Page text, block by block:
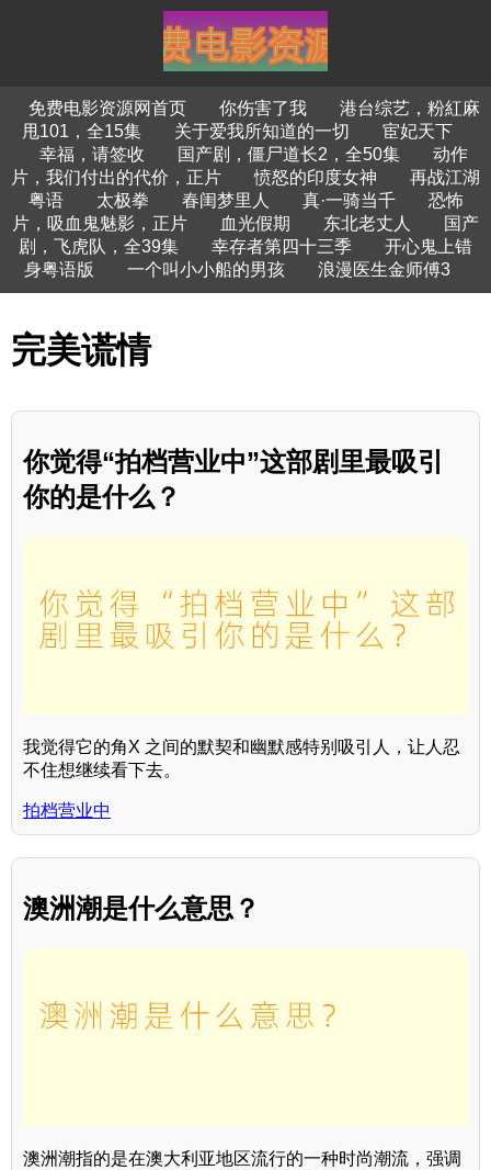
免费电影资源网首页 你伤害了我
港台综艺，粉紅麻
甩101，全15集
关于爱我所知道的一切
宦妃天下
幸福，请签收
国产剧，僵尸道长2，全50集
动作
片，我们付出的代价，正片
愤怒的印度女神
再战江湖
粤语
太极拳 春闺梦里人 真·一骑当千
恐怖
片，吸血鬼魅影，正片
血光假期 东北老丈人
国产
剧，飞虎队，全39集
幸存者第四十三季
开心鬼上错
身粤语版
一个叫小小船的男孩 浪漫医生金师傅3
完美谎情
你觉得“拍档营业中”这部剧里最吸引
你的是什么？
我觉得它的角X 之间的默契和幽默感特别吸引人，让人忍
不住想继续看下去。
拍档营业中
澳洲潮是什么意思？
澳洲潮指的是在澳大利亚地区流行的一种时尚潮流，强调